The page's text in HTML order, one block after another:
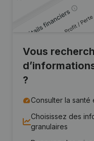
Vous
?
Consulter la
Choisissez des
granulaires